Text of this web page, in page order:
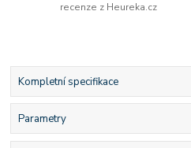
recenze z Heureka.cz
Kompletní specifikace
Parametry